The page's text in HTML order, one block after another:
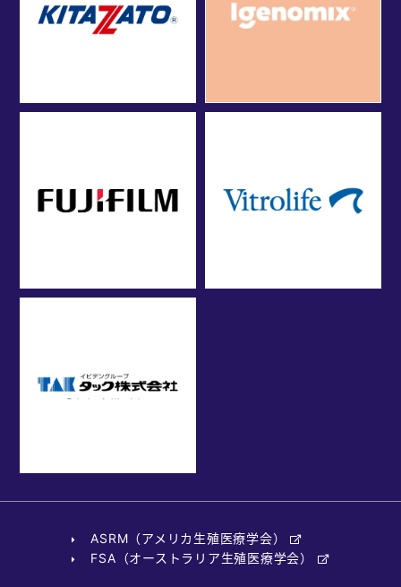
ASRM（アメリカ生殖医療学会）
FSA（オーストラリア生殖医療学会）